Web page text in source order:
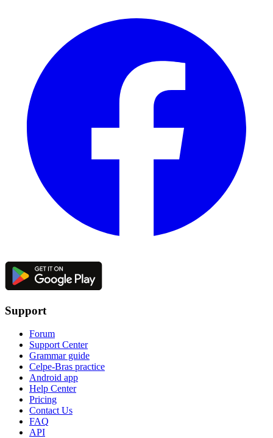
Support
Forum
Support Center
Grammar guide
Celpe-Bras practice
Android app
Help Center
Pricing
Contact Us
FAQ
API